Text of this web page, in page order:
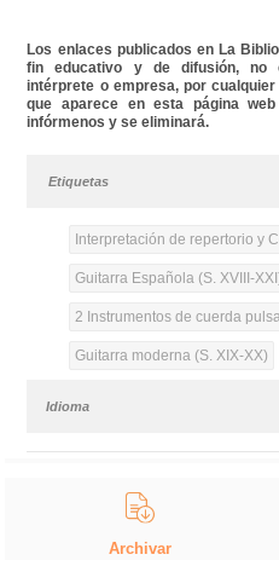
Los enlaces publicados en La
fin educativo y de difusión, no
intérprete o empresa, por
que aparece en esta página
infórmenos y se eliminará.
Etiquetas
Interpretación de repertorio y
Guitarra Española (S. XVIII-
2 Instrumentos de cuerda
Guitarra moderna (S. XIX-XX)
Idioma
Archivar